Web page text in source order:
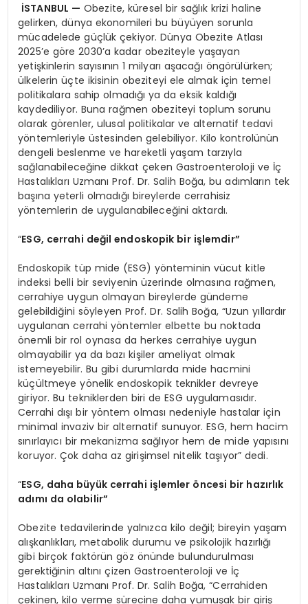
İSTANBUL — Obezite, küresel bir sağlık krizi haline
gelirken, dünya ekonomileri bu büyüyen sorunla
mücadelede güçlük çekiyor. Dünya Obezite Atlası
2025’e göre 2030’a kadar obeziteyle yaşayan
yetişkinlerin sayısının 1 milyarı aşacağı öngörülürken;
ülkelerin üçte ikisinin obeziteyi ele almak için temel
politikalara sahip olmadığı ya da eksik kaldığı
kaydediliyor. Buna rağmen obeziteyi toplum sorunu
olarak görenler, ulusal politikalar ve alternatif tedavi
yöntemleriyle üstesinden gelebiliyor. Kilo kontrolünün
dengeli beslenme ve hareketli yaşam tarzıyla
sağlanabileceğine dikkat çeken Gastroenteroloji ve İç
Hastalıkları Uzmanı Prof. Dr. Salih Boğa, bu adımların tek
başına yeterli olmadığı bireylerde cerrahisiz
yöntemlerin de uygulanabileceğini aktardı.
“ESG, cerrahi değil endoskopik bir işlemdir”
Endoskopik tüp mide (ESG) yönteminin vücut kitle
indeksi belli bir seviyenin üzerinde olmasına rağmen,
cerrahiye uygun olmayan bireylerde gündeme
gelebildiğini söyleyen Prof. Dr. Salih Boğa, “Uzun yıllardır
uygulanan cerrahi yöntemler elbette bu noktada
önemli bir rol oynasa da herkes cerrahiye uygun
olmayabilir ya da bazı kişiler ameliyat olmak
istemeyebilir. Bu gibi durumlarda mide hacmini
küçültmeye yönelik endoskopik teknikler devreye
giriyor. Bu tekniklerden biri de ESG uygulamasıdır.
Cerrahi dışı bir yöntem olması nedeniyle hastalar için
minimal invaziv bir alternatif sunuyor. ESG, hem hacim
sınırlayıcı bir mekanizma sağlıyor hem de mide yapısını
koruyor. Çok daha az girişimsel nitelik taşıyor” dedi.
“ESG, daha büyük cerrahi işlemler öncesi bir hazırlık
adımı da olabilir”
Obezite tedavilerinde yalnızca kilo değil; bireyin yaşam
alışkanlıkları, metabolik durumu ve psikolojik hazırlığı
gibi birçok faktörün göz önünde bulundurulması
gerektiğinin altını çizen Gastroenteroloji ve İç
Hastalıkları Uzmanı Prof. Dr. Salih Boğa, “Cerrahiden
çekinen, kilo verme sürecine daha yumuşak bir giriş